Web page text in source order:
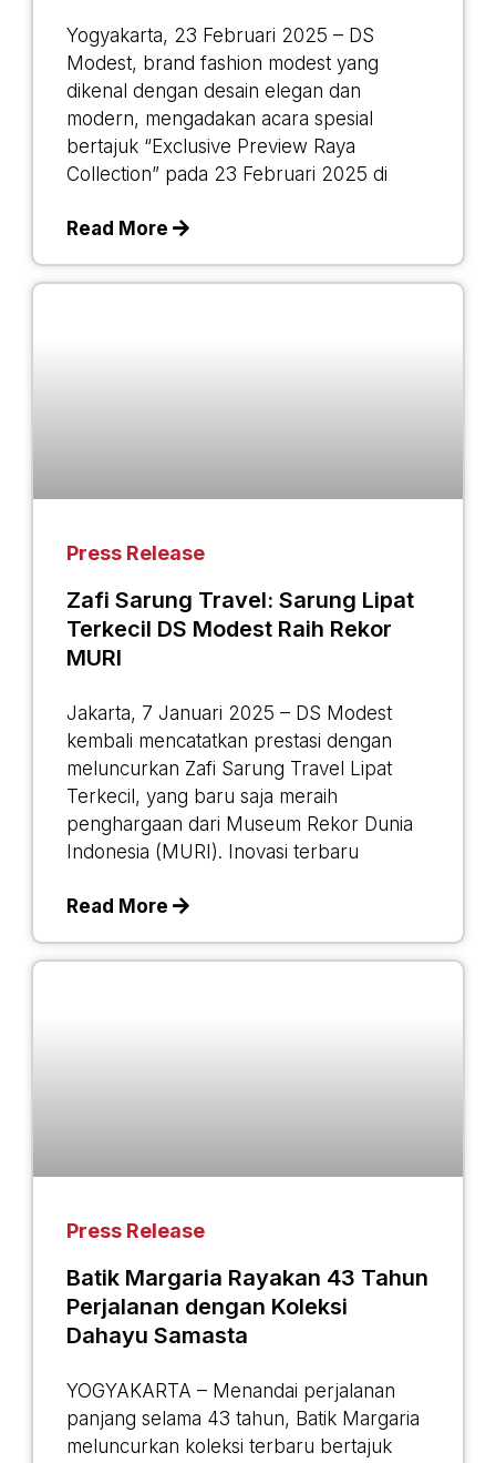
Yogyakarta, 23 Februari 2025 – DS
Modest, brand fashion modest yang
dikenal dengan desain elegan dan
modern, mengadakan acara spesial
bertajuk “Exclusive Preview Raya
Collection” pada 23 Februari 2025 di
Read More
Press Release
Zafi Sarung Travel: Sarung Lipat
Terkecil DS Modest Raih Rekor
MURI
Jakarta, 7 Januari 2025 – DS Modest
kembali mencatatkan prestasi dengan
meluncurkan Zafi Sarung Travel Lipat
Terkecil, yang baru saja meraih
penghargaan dari Museum Rekor Dunia
Indonesia (MURI). Inovasi terbaru
Read More
Press Release
Batik Margaria Rayakan 43 Tahun
Perjalanan dengan Koleksi
Dahayu Samasta
YOGYAKARTA – Menandai perjalanan
panjang selama 43 tahun, Batik Margaria
meluncurkan koleksi terbaru bertajuk